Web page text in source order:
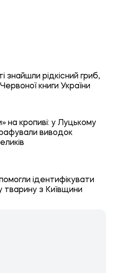
знайшли рідкісний гриб,
книги України
на кропиві: у Луцькому
виводок
ідентифікувати
тварину з Київщини